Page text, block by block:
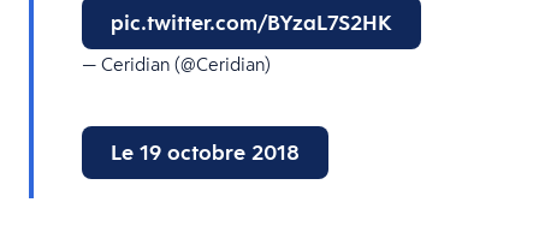
pic.twitter.com/BYzaL7S2HK
— Ceridian (@Ceridian)
Le 19 octobre 2018